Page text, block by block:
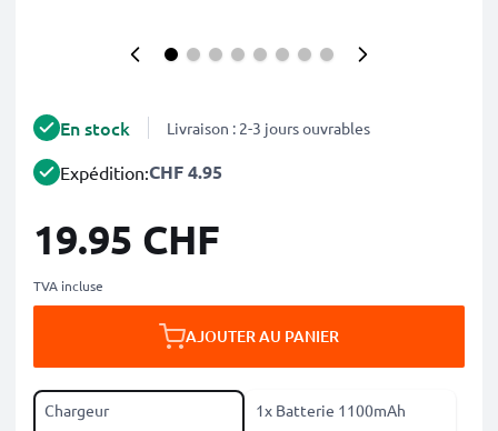
En stock Livraison : 2-3 jours ouvrables
Expédition:CHF 4.95
19.95 CHF
TVA incluse
AJOUTER AU PANIER
Chargeur 1x Batterie 1100mAh